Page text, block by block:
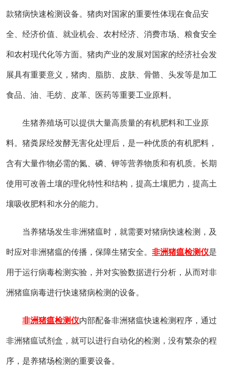
款猪病快速检测设备。猪肉对国家的重要性体现在食品安
全、经济价值、就业机会、农村经济、消费市场、粮食安全
和农村现代化等方面。猪肉产业的发展对国家的经济社会发
展具有重要意义，猪肉、脂肪、皮肤、骨骼、头发等是加工
食品、油、毛纺、皮革、医药等重要工业原料。
生猪养殖场可以提供大量高质量的有机肥料和工业原
料。猪粪尿经发酵无害化处理后，是一种优质的有机肥料，
含有大量作物必需的氮、磷、钾等营养物质和有机质。长期
使用可改善土壤的理化特性和结构，提高土壤肥力，提高土
壤吸收肥料和水分的能力。
当养猪场发生非洲猪瘟时，就需要对猪病快速检测，及
时应对非洲猪瘟的传播，保障生猪安全。 非洲猪瘟检测仪是
用于运行病毒检测实验，并对实验数据进行分析，从而对非
洲猪瘟病毒进行快速猪病检测的设备。
非洲猪瘟检测仪内部配备非洲猪瘟快速检测程序，通过
非洲猪瘟试剂盒，就可以进行自动化的检测，没有繁杂的程
序，是养猪场检测的重要设备。